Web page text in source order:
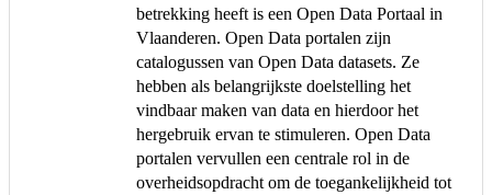
betrekking heeft is een Open Data Portaal in
Vlaanderen. Open Data portalen zijn
catalogussen van Open Data datasets. Ze
hebben als belangrijkste doelstelling het
vindbaar maken van data en hierdoor het
hergebruik ervan te stimuleren. Open Data
portalen vervullen een centrale rol in de
overheidsopdracht om de toegankelijkheid tot